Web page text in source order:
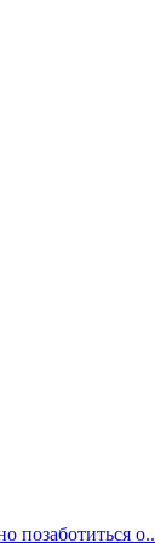
позаботиться о..